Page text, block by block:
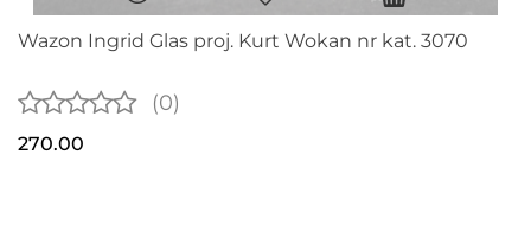
Wazon Ingrid Glas proj. Kurt Wokan nr kat. 3070
(0)
270.00